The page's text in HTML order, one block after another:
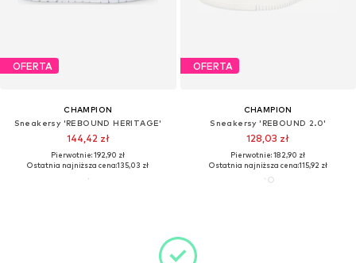
OFERTA
CHAMPION
Sneakersy 'REBOUND HERITAGE'
144,42 zł
Pierwotnie: 192,90 zł
Ostatnia najniższa cena:135,03 zł
OFERTA
CHAMPION
Sneakersy 'REBOUND 2.0'
128,03 zł
Pierwotnie: 182,90 zł
Ostatnia najniższa cena:115,92 zł